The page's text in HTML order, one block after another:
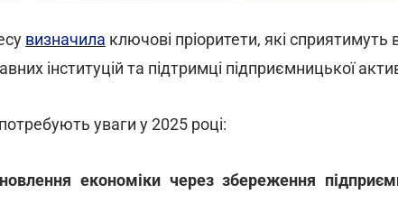
визначила ключові пріоритети, які
інституцій та підтримці підприємницької
уваги у 2025 році:
економіки через збереження